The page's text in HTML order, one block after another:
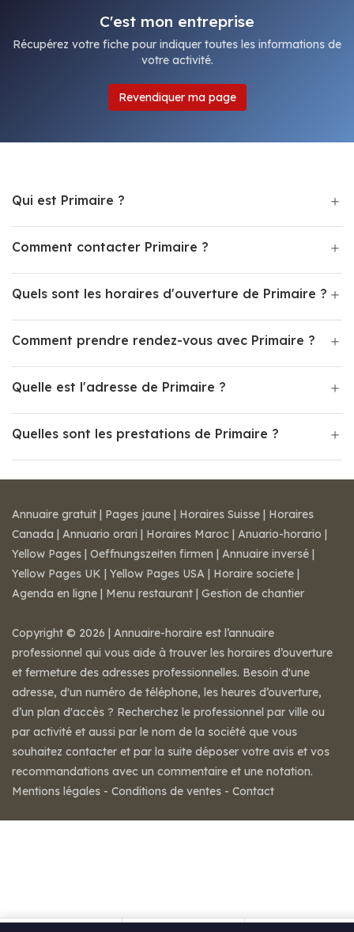
C'est mon entreprise
Récupérez votre fiche pour indiquer toutes les informations de
votre activité.
Revendiquer ma page
Qui est Primaire ?
Comment contacter Primaire ?
Quels sont les horaires d'ouverture de Primaire ?
Comment prendre rendez-vous avec Primaire ?
Quelle est l'adresse de Primaire ?
Quelles sont les prestations de Primaire ?
Annuaire gratuit | Pages jaune | Horaires Suisse | Horaires
Canada | Annuario orari | Horaires Maroc | Anuario-horario |
Yellow Pages | Oeffnungszeiten firmen | Annuaire inversé |
Yellow Pages UK | Yellow Pages USA | Horaire societe |
Agenda en ligne | Menu restaurant | Gestion de chantier
Copyright © 2026 | Annuaire-horaire est l’annuaire
professionnel qui vous aide à trouver les horaires d’ouverture
et fermeture des adresses professionnelles. Besoin d'une
adresse, d'un numéro de téléphone, les heures d’ouverture,
d’un plan d'accès ? Recherchez le professionnel par ville ou
par activité et aussi par le nom de la société que vous
souhaitez contacter et par la suite déposer votre avis et vos
recommandations avec un commentaire et une notation.
Mentions légales - Conditions de ventes - Contact